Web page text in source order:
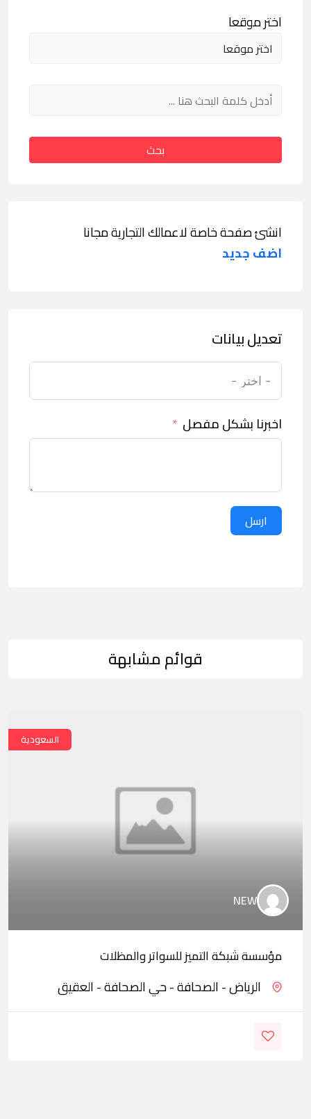
اختر موقعا
بحث
انشئ صفحة خاصة لاعمالك التجارية مجانا
اضف جديد
تعديل بيانات
اخبرنا بشكل مفصل
ارسل
قوائم مشابهة
السعودية
NEW
مؤسسة شبكة التميز للسواتر والمظلات
الرياض - الصحافة - حي الصحافة - العقيق